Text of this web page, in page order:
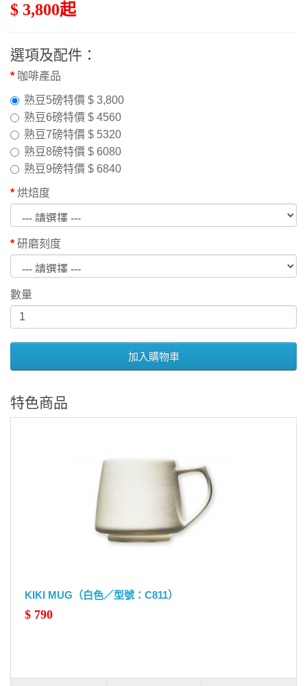
$ 3,800起
選項及配件：
咖啡產品
熟豆5磅特價 $ 3,800
熟豆6磅特價 $ 4560
熟豆7磅特價 $ 5320
熟豆8磅特價 $ 6080
熟豆9磅特價 $ 6840
烘焙度
研磨刻度
數量
加入購物車
特色商品
KIKI MUG（白色／型號：C811）
$ 790